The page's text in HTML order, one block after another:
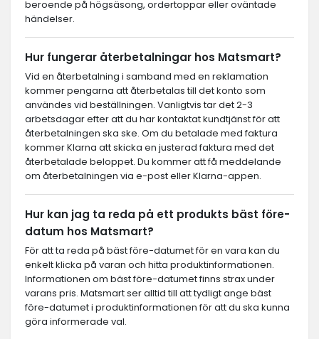
beroende på högsäsong, ordertoppar eller oväntade
händelser.
Hur fungerar återbetalningar hos Matsmart?
Vid en återbetalning i samband med en reklamation
kommer pengarna att återbetalas till det konto som
användes vid beställningen. Vanligtvis tar det 2-3
arbetsdagar efter att du har kontaktat kundtjänst för att
återbetalningen ska ske. Om du betalade med faktura
kommer Klarna att skicka en justerad faktura med det
återbetalade beloppet. Du kommer att få meddelande
om återbetalningen via e-post eller Klarna-appen.
Hur kan jag ta reda på ett produkts bäst före-
datum hos Matsmart?
För att ta reda på bäst före-datumet för en vara kan du
enkelt klicka på varan och hitta produktinformationen.
Informationen om bäst före-datumet finns strax under
varans pris. Matsmart ser alltid till att tydligt ange bäst
före-datumet i produktinformationen för att du ska kunna
göra informerade val.